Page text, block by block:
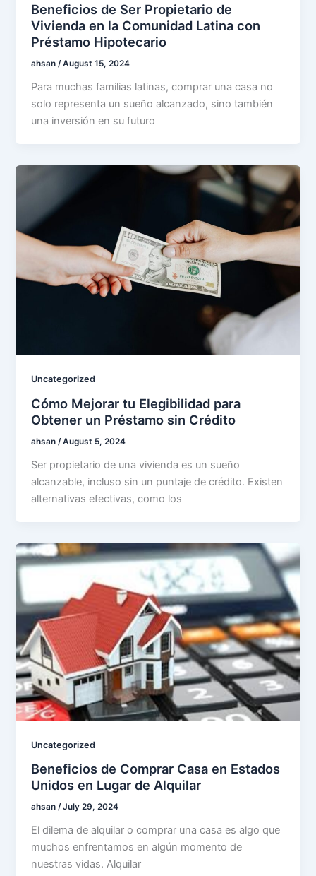
Beneficios de Ser Propietario de
Vivienda en la Comunidad Latina con
Préstamo Hipotecario
ahsan /August 15, 2024
Para muchas familias latinas, comprar una casa no
solo representa un sueño alcanzado, sino también
una inversión en su futuro
Uncategorized
Cómo Mejorar tu Elegibilidad para
Obtener un Préstamo sin Crédito
ahsan /August 5, 2024
Ser propietario de una vivienda es un sueño
alcanzable, incluso sin un puntaje de crédito. Existen
alternativas efectivas, como los
Uncategorized
Beneficios de Comprar Casa en Estados
Unidos en Lugar de Alquilar
ahsan/July 29, 2024
El dilema de alquilar o comprar una casa es algo que
muchos enfrentamos en algún momento de
nuestras vidas. Alquilar